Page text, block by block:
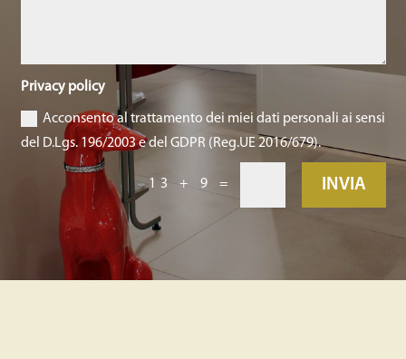
Privacy policy
Acconsento al trattamento dei miei dati personali ai sensi
del D.Lgs. 196/2003 e del GDPR (Reg.UE 2016/679).
13 + 9 = INVIA